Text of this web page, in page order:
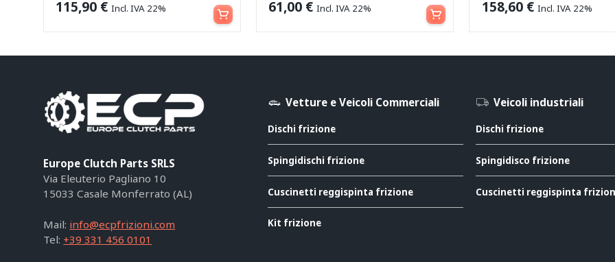
115,90 € Incl. IVA 22% Aggiungi al carrello 61,00 € Incl. IVA 22% Aggiungi al carrello 158,60 € Incl. IVA 22%
Europe Clutch Parts SRLS
Via Eleuterio Pagliano 10
15033 Casale Monferrato (AL)
Mail: info@ecpfrizioni.com
Tel: +39 331 456 0101
Vetture e Veicoli Commerciali
Dischi frizione
Spingidischi frizione
Cuscinetti reggispinta frizione
Kit frizione
Veicoli industriali
Dischi frizione
Spingidisco frizione
Cuscinetti reggispinta